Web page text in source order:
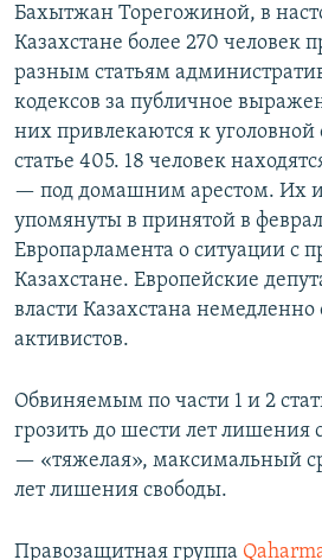
Бахытжан Торегожиной, в
Казахстане более 270 человек
разным статьям
кодексов за публичное
них привлекаются к уголовной
статье 405. 18 человек
— под домашним арестом. Их
упомянуты в принятой в
Европарламента о ситуации с
Казахстане. Европейские
власти Казахстана немедленно
активистов.
Обвиняемым по части 1 и 2
грозить до шести лет лишения
— «тяжелая», максимальный
лет лишения свободы.
Правозащитная группа